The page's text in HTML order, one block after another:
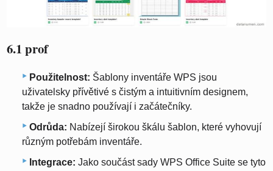
6.1 prof
Použitelnost: Šablony inventáře WPS jsou
uživatelsky přívětivé s čistým a intuitivním designem,
takže je snadno používají i začátečníky.
Odrůda: Nabízejí širokou škálu šablon, které vyhovují
různým potřebám inventáře.
Integrace: Jako součást sady WPS Office Suite se tyto